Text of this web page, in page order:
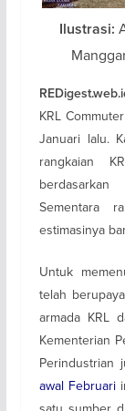
Ilustrasi:
KRL
Januari lalu.
rangkaian
Sementara
estimasinya
Untuk
telah
armada KRL
Kementerian
Perindustrian
awal Februari